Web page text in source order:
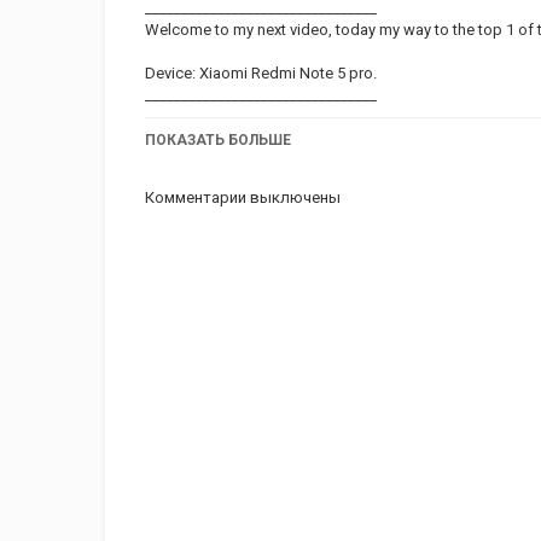
Welcome to my next video, today my way to the top 1
Device: Xiaomi Redmi Note 5 pro.
ПОКАЗАТЬ БОЛЬШЕ
Комментарии выключены